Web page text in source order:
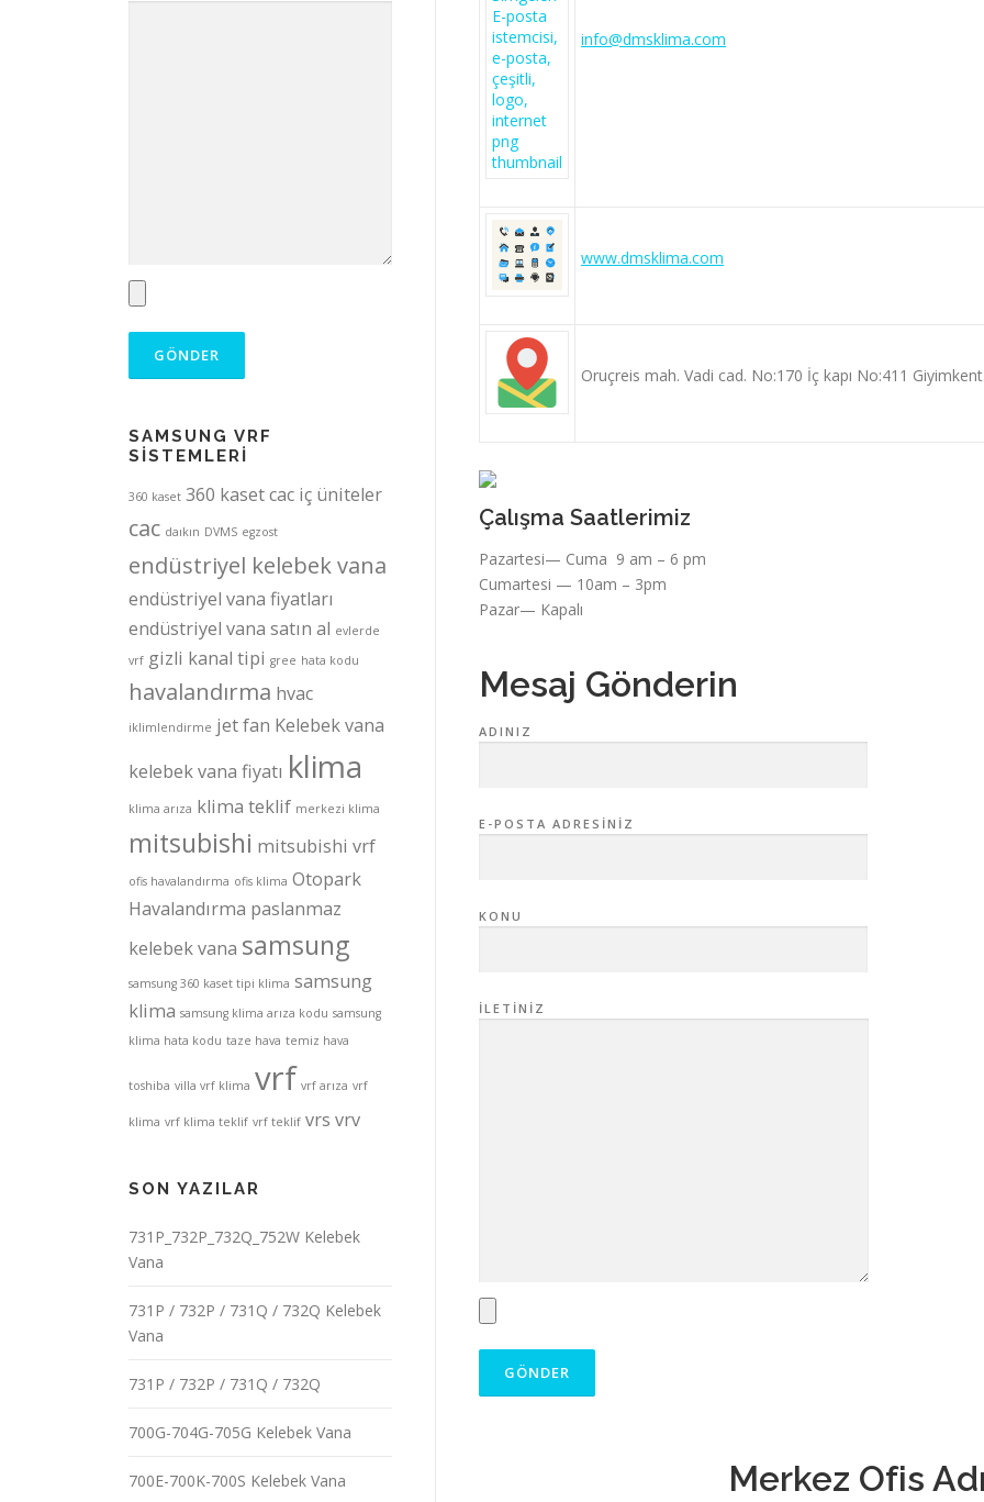
info@dmsklima.com
www.dmsklima.com
Oruçreis mah. Vadi cad. No:170 İç kapı No:411
Çalışma Saatlerimiz
Pazartesi— Cuma 9 am – 6 pm
Cumartesi — 10am – 3pm
Pazar— Kapalı
Mesaj Gönderin
ADINIZ
E-POSTA ADRESINIZ
KONU
İLETINIZ
Merkez Ofis
SAMSUNG VRF
SİSTEMLERİ
360 kaset 360 kaset cac iç üniteler
cac daıkın DVMS egzost
endüstriyel kelebek vana
endüstriyel vana fiyatları
endüstriyel vana satın al evlerde
vrf gizli kanal tipi gree hata kodu
havalandırma hvac
iklimlendirme jet fan Kelebek vana
kelebek vana fiyatı klima
klima arıza klima teklif merkezi klima
mitsubishi mitsubishi vrf
ofis havalandırma ofis klima Otopark
Havalandırma paslanmaz
kelebek vana samsung
samsung 360 kaset tipi klima samsung
klima samsung klima arıza kodu samsung
klima hata kodu taze hava temiz hava
toshiba villa vrf klima vrf vrf arıza vrf
klima vrf klima teklif vrf teklif vrs vrv
SON YAZILAR
731P_732P_732Q_752W Kelebek
Vana
731P / 732P / 731Q / 732Q Kelebek
Vana
731P / 732P / 731Q / 732Q
700G-704G-705G Kelebek Vana
700E-700K-700S Kelebek Vana